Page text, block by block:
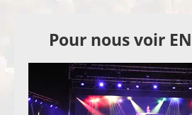
Pour nous voir EN